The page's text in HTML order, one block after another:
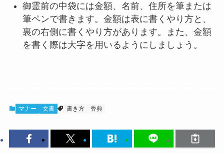
御霊前の中袋には金額、名前、住所を筆または
筆ペンで書きます。金額は表に書くやり方と、
裏の右側に書くやり方があります。また、金額
を書く際は大字を用いるようにしましょう。
マナー 文書 書き方 香典